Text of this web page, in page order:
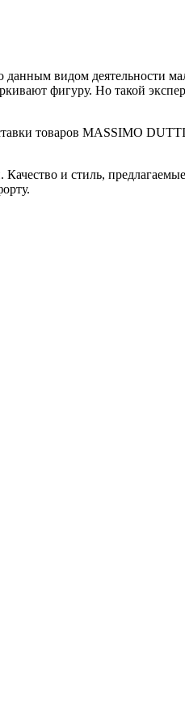
видом деятельности
фигуру. Но такой
товаров MASSIMO DUTTI
и стиль,